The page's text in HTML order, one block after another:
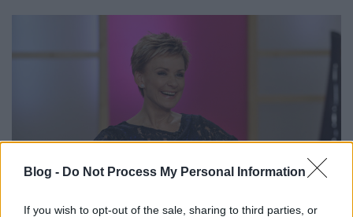
Blog - Do Not Process My Personal Information
If you wish to opt-out of the sale, sharing to third parties, or